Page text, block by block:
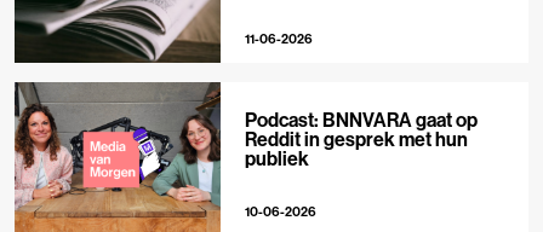
11-06-2026
Podcast: BNNVARA gaat op
Reddit in gesprek met hun
publiek
10-06-2026